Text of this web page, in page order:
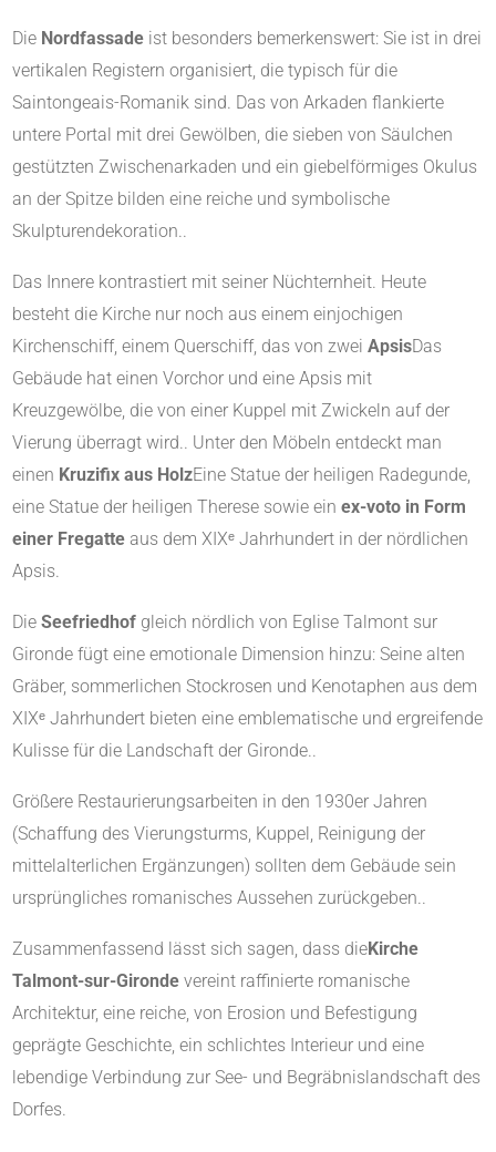
Die Nordfassade ist besonders bemerkenswert: Sie ist in drei
vertikalen Registern organisiert, die typisch für die
Saintongeais-Romanik sind. Das von Arkaden flankierte
untere Portal mit drei Gewölben, die sieben von Säulchen
gestützten Zwischenarkaden und ein giebelförmiges Okulus
an der Spitze bilden eine reiche und symbolische
Skulpturendekoration.
Das Innere kontrastiert mit seiner Nüchternheit. Heute
besteht die Kirche nur noch aus einem einjochigen
Kirchenschiff, einem Querschiff, das von zwei ApsisDas
Gebäude hat einen Vorchor und eine Apsis mit
Kreuzgewölbe, die von einer Kuppel mit Zwickeln auf der
Vierung überragt wird.
Unter den Möbeln entdeckt man
einen Kruzifix aus HolzEine Statue der heiligen Radegunde,
eine Statue der heiligen Therese sowie ein ex-voto in Form
einer Fregatte aus dem XIXᵉ Jahrhundert in der nördlichen
Apsis
Die Seefriedhof gleich nördlich von Eglise Talmont sur
Gironde fügt eine emotionale Dimension hinzu: Seine alten
Gräber, sommerlichen Stockrosen und Kenotaphen aus dem
XIXᵉ Jahrhundert bieten eine emblematische und ergreifende
Kulisse für die Landschaft der Gironde.
Größere Restaurierungsarbeiten in den 1930er Jahren
(Schaffung des Vierungsturms, Kuppel, Reinigung der
mittelalterlichen Ergänzungen) sollten dem Gebäude sein
ursprüngliches romanisches Aussehen zurückgeben.
Zusammenfassend lässt sich sagen, dass dieKirche
Talmont-sur-Gironde vereint raffinierte romanische
Architektur, eine reiche, von Erosion und Befestigung
geprägte Geschichte, ein schlichtes Interieur und eine
lebendige Verbindung zur See- und Begräbnislandschaft des
Dorfes.